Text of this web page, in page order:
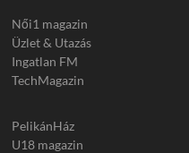
Női1 magazin
Üzlet & Utazás
Ingatlan FM
TechMagazin
PelikánHáz
U18 magazin